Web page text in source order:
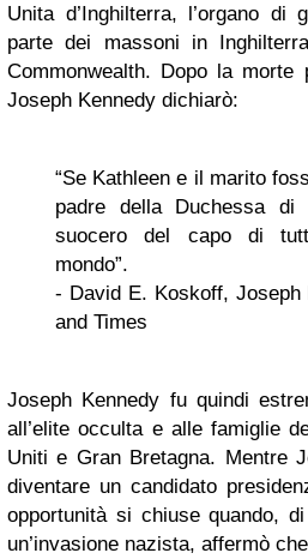
Unita d’Inghilterra, l’organo di
parte dei massoni in
Commonwealth. Dopo la morte
Joseph Kennedy dichiarò:
“Se Kathleen e il marito
padre della Duchessa
suocero del capo di
mondo”.
- David E. Koskoff, Joseph
and Times
Joseph Kennedy fu quindi
all’elite occulta e alle famiglie
Uniti e Gran Bretagna. Mentre
diventare un candidato
opportunità si chiuse quando,
un’invasione nazista, affermò